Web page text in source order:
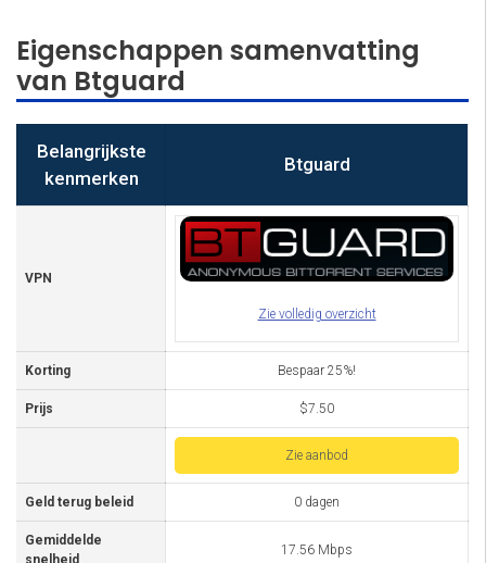
Eigenschappen samenvatting
van Btguard
Belangrijkste
kenmerken
Btguard
VPN
Zie volledig overzicht
Korting Bespaar 25%!
Prijs $7.50
Zie aanbod
Geld terug beleid 0 dagen
Gemiddelde
snelheid
17.56 Mbps